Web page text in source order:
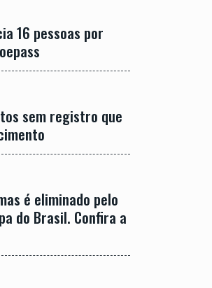
16 pessoas por
sem registro que
é eliminado pelo
do Brasil. Confira a